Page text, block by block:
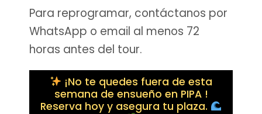
Para reprogramar, contáctanos por
WhatsApp o email al menos 72
horas antes del tour.
¡No te quedes fuera de esta
semana de ensueño en PIPA !
Reserva hoy y asegura tu plaza.